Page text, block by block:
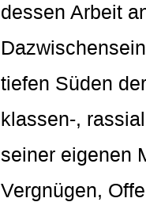
dessen Arbeit
tiefen Süden
klassen-,
seiner eigenen
Vergnügen,